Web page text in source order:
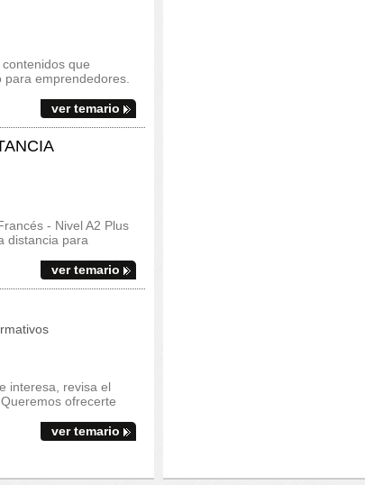
que
emprendedores.
ver temario
- Nivel A2 Plus
distancia para
ver temario
interesa, revisa el
ofrecerte
ver temario